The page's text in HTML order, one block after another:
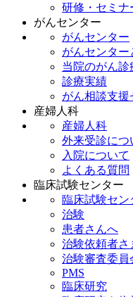
研修・セミナ
がんセンター
がんセンター
がんセンター
当院のがん診
診療実績
がん相談支援
産婦人科
産婦人科
外来受診につ
入院について
よくある質問
臨床試験センター
臨床試験セン
治験
患者さんへ
治験依頼者さ
治験審査委員
PMS
臨床研究